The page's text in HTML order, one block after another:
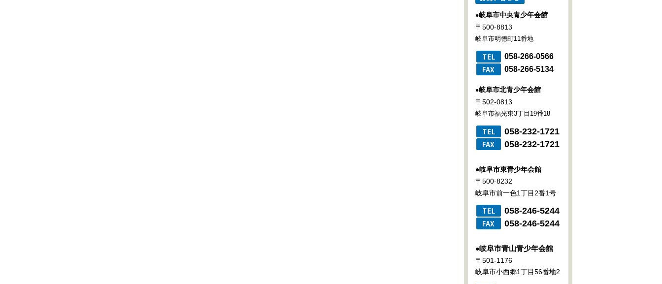
●岐阜市中央青少年会館
〒500-8813
岐阜市明徳町11番地
058-266-0566
058-266-5134
●岐阜市北青少年会館
〒502-0813
岐阜市福光東3丁目19番18
058-232-1721
058-232-1721
●岐阜市東青少年会館
〒500-8232
岐阜市前一色1丁目2番1号
058-246-5244
058-246-5244
●岐阜市青山青少年会館
〒501-1176
岐阜市小西郷1丁目56番地2